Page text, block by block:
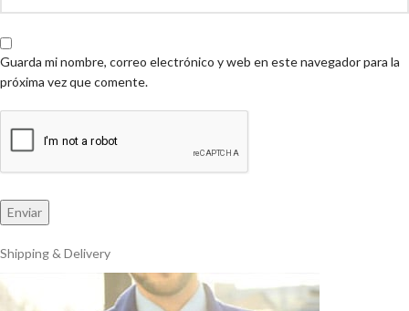
Guarda mi nombre, correo electrónico y web en este navegador para la
próxima vez que comente.
Shipping & Delivery